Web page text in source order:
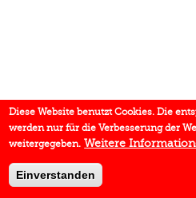
Diese Website benutzt Cookies. Die
werden nur für die Verbesserung der
weitergegeben. Weitere
Einverstanden